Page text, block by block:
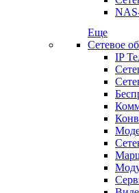
Еще
Сетевое
IP